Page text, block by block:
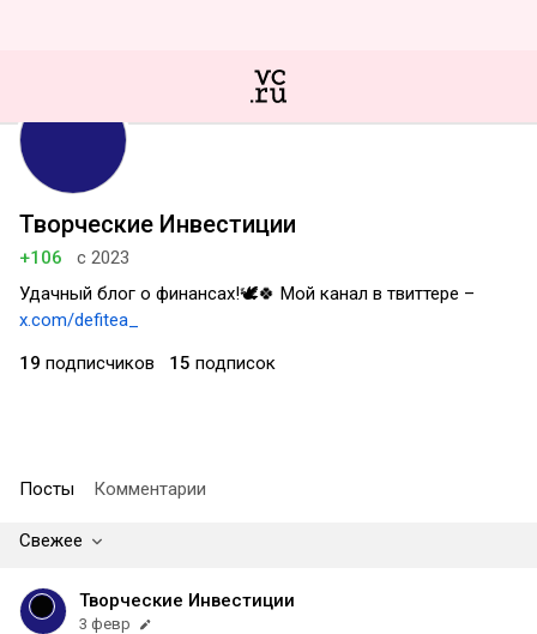
Творческие Инвестиции
+106
с 2023
Удачный блог о финансах!🕊🍀 Мой канал в твиттере –
x.com/defitea_
19 подписчиков 15 подписок
Посты Комментарии
Свежее
Творческие Инвестиции
3 февр